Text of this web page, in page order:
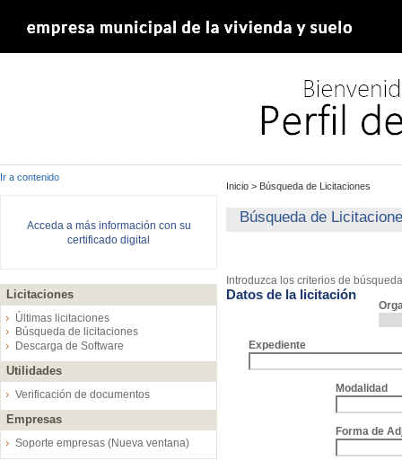
Ir a contenido
Acceda a más información con su
certificado digital
Licitaciones
Últimas licitaciones
Búsqueda de licitaciones
Descarga de Software
Utilidades
Verificación de documentos
Empresas
Soporte empresas (Nueva ventana)
Inicio > Búsqueda de Licitaciones
Búsqueda de
Introduzca los criterios de
Datos de la licitación
Expediente
Modalidad
Forma de